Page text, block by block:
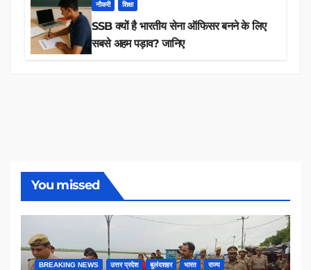
नौकरी शिक्षा
SSB क्यों है भारतीय सेना ऑफिसर बनने के लिए
सबसे अहम पड़ाव? जानिए
You missed
BREAKING NEWS उत्तर प्रदेश बुलंदशहर भारत राज्य